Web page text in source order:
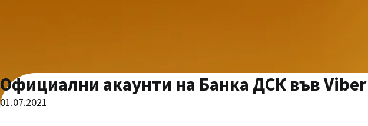
Официални акаунти на Банка ДСК във Viber
01.07.2021